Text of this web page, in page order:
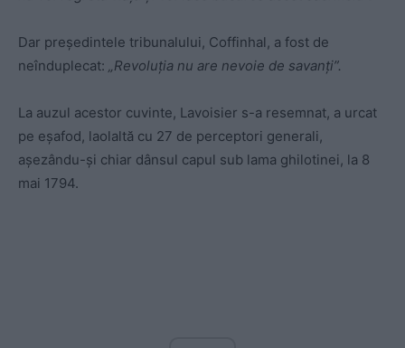
Dar preşedintele tribunalului, Coffinhal, a fost de
neînduplecat: „Revoluţia nu are nevoie de savanţi”.
La auzul acestor cuvinte, Lavoisier s-a resemnat, a urcat
pe eşafod, laolaltă cu 27 de perceptori generali,
aşezându-şi chiar dânsul capul sub lama ghilotinei, la 8
mai 1794.